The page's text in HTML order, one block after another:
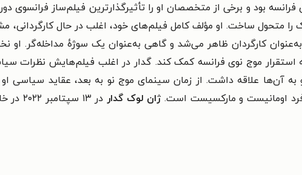
بود و برخی از متخصصان او را تأثیرگذارترین فیلم‌ساز فرانسوی
را متحول‌ ساخت. او مؤلف کامل فیلم‌های خود، اغلب در حال کارگردانی،
کارگردان ظاهر می‌شد و گاهی به‌عنوان یک سوژهٔ مداخله‌گر. او
موج نوی فرانسه کمک کند. گدار در اغلب فیلم‌هایش نظرات
آن‌ها علاقه داشت. از زمان سینمای موج نو به بعد، عقاید سیاسی
فرد اومانیست و مارکسیست است. ژان لوک گدار
در ۱۳